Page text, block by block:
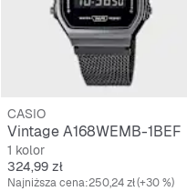
CASIO
Vintage A168WEMB-1BEF
1 kolor
Cena
324,99 zł
Najniższa cena:250,24 zł(+30 %)